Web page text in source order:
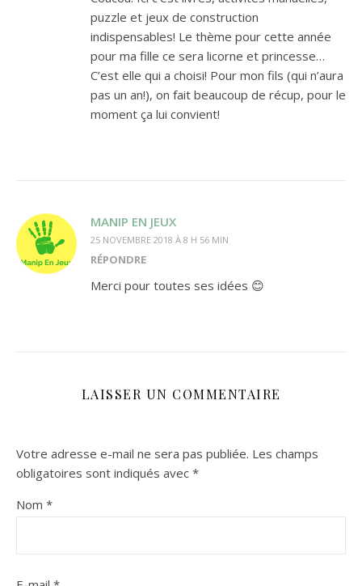
puzzle et jeux de construction
indispensables! Le thème pour cette année
pour ma fille ce sera licorne et princesse…
C’est elle qui a choisi! Pour mon fils (qui n’aura
pas un an!), on fait beaucoup de récup, pour le
moment ça lui convient!
MANIP EN JEUX
25 NOVEMBRE 2018 À 8 H 56 MIN
RÉPONDRE
Merci pour toutes ses idées 😊
LAISSER UN COMMENTAIRE
Votre adresse e-mail ne sera pas publiée. Les champs
obligatoires sont indiqués avec *
Nom *